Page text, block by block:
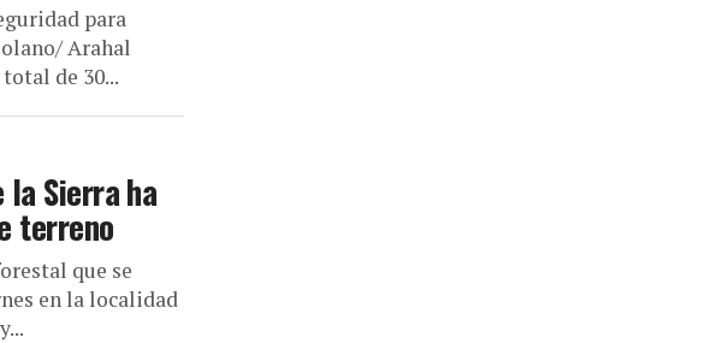
para
Arahal
de 30...
la Sierra ha
terreno
que se
en la localidad